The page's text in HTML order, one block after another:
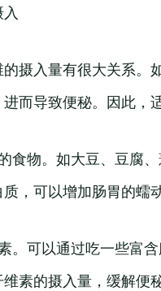
摄入量有很大关系。
而导致便秘。因此，
食物。如大豆、豆腐
，可以增加肠胃的蠕
。可以通过吃一些富
素的摄入量，缓解便秘